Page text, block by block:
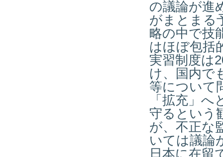
の議論が進
がまとまる
略の中で技
はほぼ包括
実習制度は
け、国内で
等について
「拡充」
守るという
が、不正な
いては議論
日本に在留